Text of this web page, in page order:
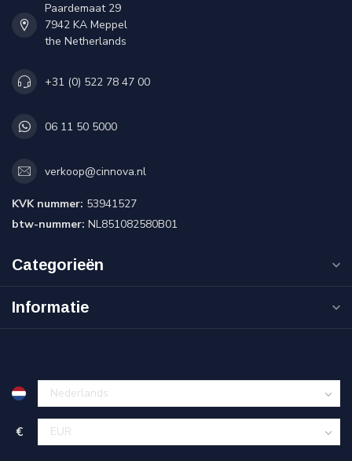
Paardemaat 29
7942 KA Meppel
the Netherlands
+31 (0) 522 78 47 00
06 11 50 5000
verkoop@cinnova.nl
KVK nummer: 53941527
btw-nummer: NL851082580B01
Categorieën
Informatie
€